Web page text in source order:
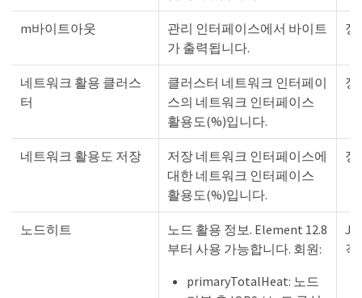
m바이트아웃
관리 인터페이스에서 바이트
가 출력됩니다.
정
네트워크 활용 클러스
터
클러스터 네트워크 인터페이
스의 네트워크 인터페이스
활용도(%)입니다.
정
네트워크 활용도 저장
저장 네트워크 인터페이스에
대한 네트워크 인터페이스
활용도(%)입니다.
정
노드히트
노드 활용 정보. Element 12.8
부터 사용 가능합니다. 회원:
primaryTotalHeat: 노드
객